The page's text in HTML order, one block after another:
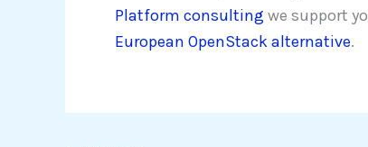
Platform consulting we support
European OpenStack alternative.